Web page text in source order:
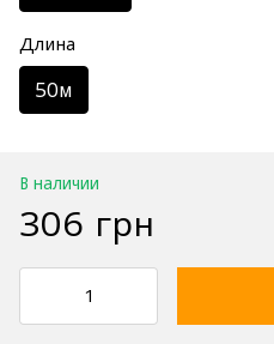
Длина
50м
В наличии
306 грн